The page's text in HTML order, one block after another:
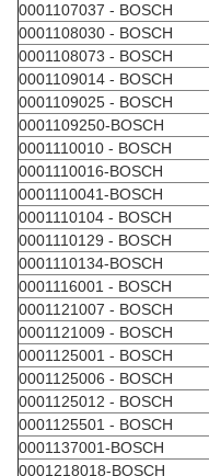
0001107037 - BOSCH
0001108030 - BOSCH
0001108073 - BOSCH
0001109014 - BOSCH
0001109025 - BOSCH
0001109250-BOSCH
0001110010 - BOSCH
0001110016-BOSCH
0001110041-BOSCH
0001110104 - BOSCH
0001110129 - BOSCH
0001110134-BOSCH
0001116001 - BOSCH
0001121007 - BOSCH
0001121009 - BOSCH
0001125001 - BOSCH
0001125006 - BOSCH
0001125012 - BOSCH
0001125501 - BOSCH
0001137001-BOSCH
0001218018-BOSCH